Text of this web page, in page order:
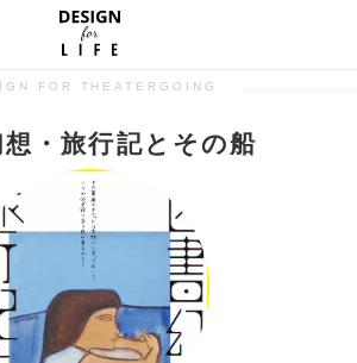
FOR THEATERGOING
想・旅行記とその船